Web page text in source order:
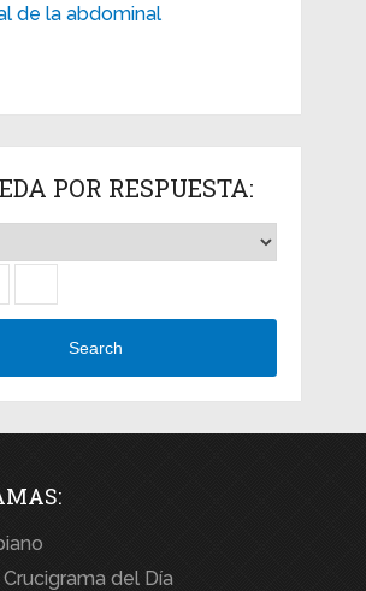
de la abdominal
POR RESPUESTA:
Search
Crucigrama del Día